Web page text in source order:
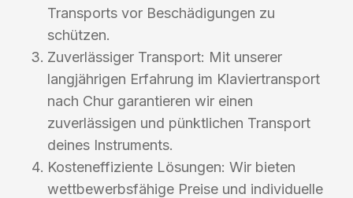
Transports vor Beschädigungen zu
schützen.
Zuverlässiger Transport: Mit unserer
langjährigen Erfahrung im Klaviertransport
nach Chur garantieren wir einen
zuverlässigen und pünktlichen Transport
deines Instruments.
Kosteneffiziente Lösungen: Wir bieten
wettbewerbsfähige Preise und individuelle